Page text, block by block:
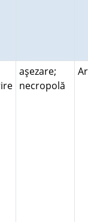
aşezare;
necropolă